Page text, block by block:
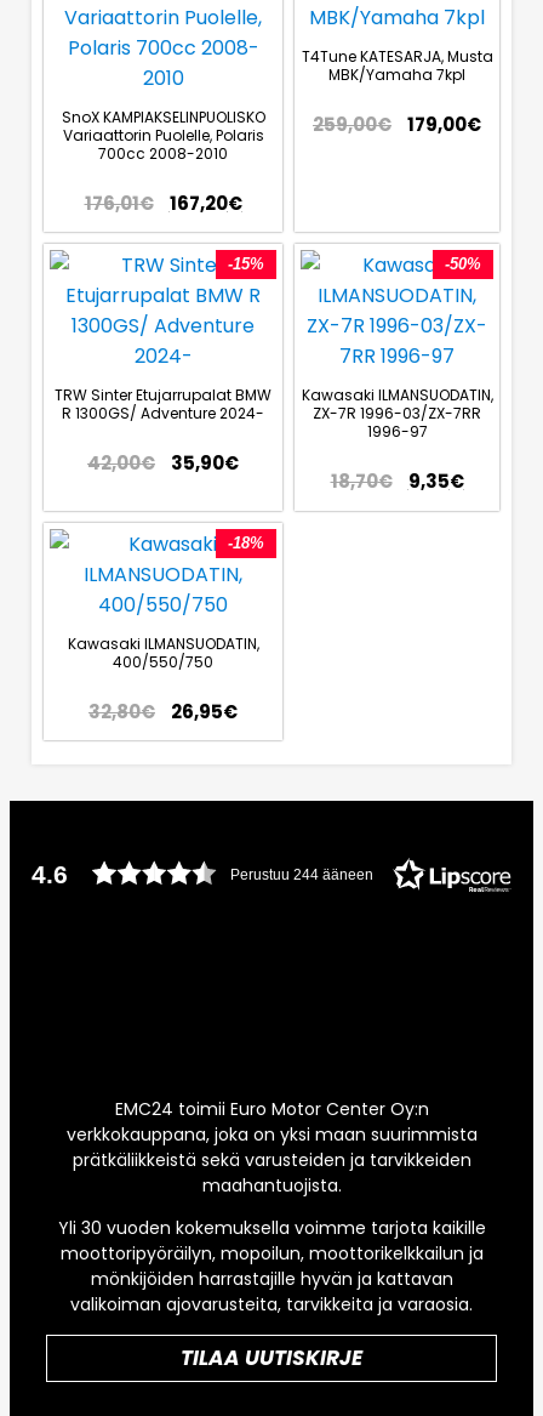
SnoX KAMPIAKSELINPUOLISKO
Variaattorin Puolelle, Polaris
700cc 2008-2010
176,01€ 167,20€
T4Tune KATESARJA, Musta
MBK/Yamaha 7kpl
259,00€ 179,00€
-15%
TRW Sinter Etujarrupalat BMW
R 1300GS/ Adventure 2024-
42,00€ 35,90€
-50%
Kawasaki ILMANSUODATIN,
ZX-7R 1996-03/ZX-7RR
1996-97
18,70€ 9,35€
-18%
Kawasaki ILMANSUODATIN,
400/550/750
32,80€ 26,95€
4.6 Perustuu 244 ääneen
EMC24 toimii Euro Motor Center Oy:n
verkkokauppana, joka on yksi maan suurimmista
prätkäliikkeistä sekä varusteiden ja tarvikkeiden
maahantuojista.
Yli 30 vuoden kokemuksella voimme tarjota kaikille
moottoripyöräilyn, mopoilun, moottorikelkkailun ja
mönkijöiden harrastajille hyvän ja kattavan
valikoiman ajovarusteita, tarvikkeita ja varaosia.
TILAA UUTISKIRJE